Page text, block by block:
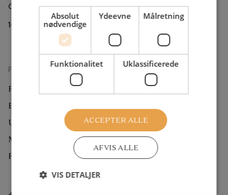
Gormannstrasse 22
10119 Berlin
Forskningsenheden
FORSKNING
EKSTERN BEDØMMELSE
UDGIVELSER
MEDARBEJDERE
ROCKWOOL FONDEN BERLIN
Absolut
nødvendige
Ydeevne Målretning
Funktionalitet Uklassificerede
ACCEPTER ALLE
AFVIS ALLE
VIS DETALJER